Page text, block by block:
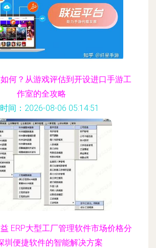
何？从游戏评估到开设进口手游工
作室的全攻略
间：2026-08-06 05:14:51
ERP大型工厂管理软件市场价格分
圳便捷软件的智能解决方案